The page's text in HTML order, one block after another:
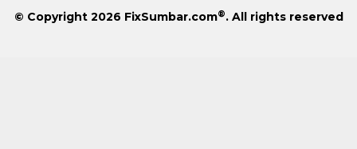
© Copyright 2026 FixSumbar.com®. All rights reserved